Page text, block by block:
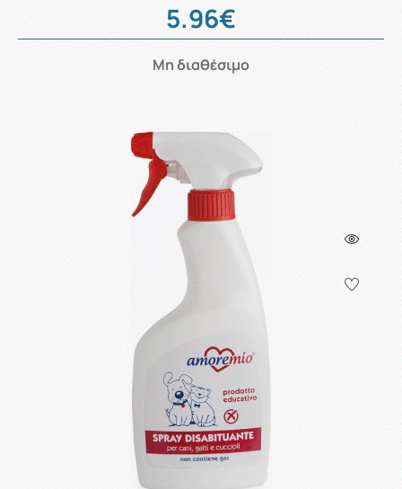
5.96€
Μη διαθέσιμο